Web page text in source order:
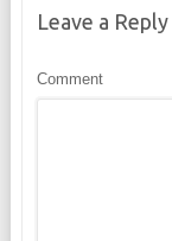
Leave a Reply
Comment